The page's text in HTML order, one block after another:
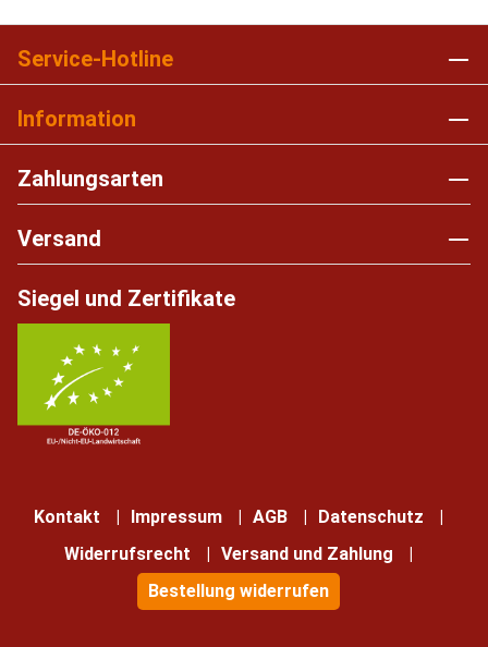
Service-Hotline
Information
Zahlungsarten
Versand
Siegel und Zertifikate
Kontakt Impressum AGB
Datenschutz
Widerrufsrecht
Versand und Zahlung
Bestellung widerrufen